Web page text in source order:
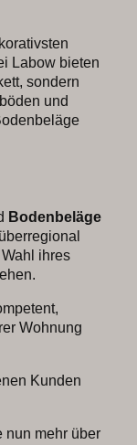
Labow bieten
sondern
und
Bodenbeläge
ihres
Wohnung
Kunden
nun mehr über